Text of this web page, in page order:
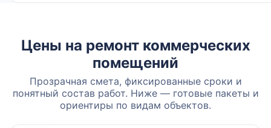
Цены на ремонт коммерческих
помещений
Прозрачная смета, фиксированные сроки и
понятный состав работ. Ниже — готовые пакеты и
ориентиры по видам объектов.